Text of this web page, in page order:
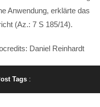
Anwendung, erklärte das
(Az.: 7 S 185/14).
Daniel Reinhardt
Tags :